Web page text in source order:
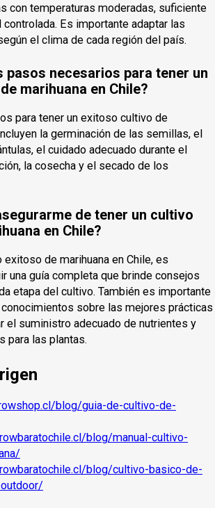
con temperaturas moderadas, suficiente
controlada. Es importante adaptar las
el clima de cada región del país.
pasos necesarios para tener un
marihuana en Chile?
para tener un exitoso cultivo de
la germinación de las semillas, el
el cuidado adecuado durante el
la cosecha y el secado de los
de tener un cultivo
en Chile?
exitoso de marihuana en Chile, es
una guía completa que brinde consejos
etapa del cultivo. También es importante
sobre las mejores prácticas
el suministro adecuado de nutrientes y
para las plantas.
blog/guia-de-cultivo-de-
blog/manual-cultivo-
blog/cultivo-basico-de-